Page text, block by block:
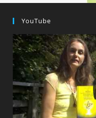
YouTube